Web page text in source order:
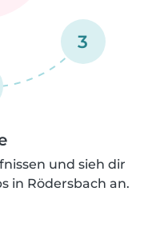
3
und sieh dir
in Rödersbach an.